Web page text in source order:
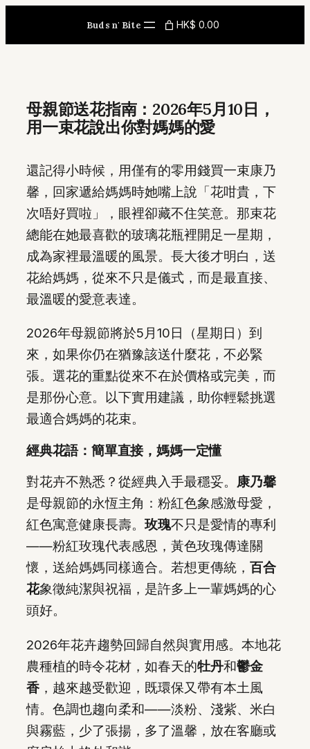
content
Buds n' Bite HK$ 0.00
母親節送花指南：2026年5月10日，
用一束花說出你對媽媽的愛
還記得小時候，用僅有的零用錢買一束康乃
馨，回家遞給媽媽時她嘴上說「花咁貴，下
次唔好買啦」，眼裡卻藏不住笑意。那束花
總能在她最喜歡的玻璃花瓶裡開足一星期，
成為家裡最溫暖的風景。長大後才明白，送
花給媽媽，從來不只是儀式，而是最直接、
最溫暖的愛意表達。
2026年母親節將於5月10日（星期日）到
來，如果你仍在猶豫該送什麼花，不必緊
張。選花的重點從來不在於價格或完美，而
是那份心意。以下實用建議，助你輕鬆挑選
最適合媽媽的花束。
經典花語：簡單直接，媽媽一定懂
對花卉不熟悉？從經典入手最穩妥。 康乃馨
是母親節的永恆主角：粉紅色象感激母愛，
紅色寓意健康長壽。 玫瑰不只是愛情的專利
——粉紅玫瑰代表感恩，黃色玫瑰傳達關
懷，送給媽媽同樣適合。若想更傳統， 百合
花象徵純潔與祝福，是許多上一輩媽媽的心
頭好。
2026年花卉趨勢回歸自然與實用感。本地花
農種植的時令花材，如春天的牡丹和鬱金
香，越來越受歡迎，既環保又帶有本土風
情。色調也趨向柔和——淡粉、淺紫、米白
與霧藍，少了張揚，多了溫馨，放在客廳或